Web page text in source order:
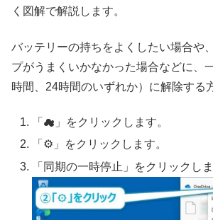
く図解で解説します。
バッテリーの持ちをよくしたい場合や
プがうまくいかなかった場合などに、
時間、24時間のいずれか）に解除する
「☁」をクリックします。
「⚙」をクリックします。
「同期の一時停止」をクリックしま